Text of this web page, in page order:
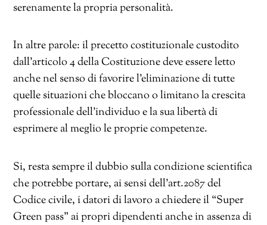
serenamente la propria personalità.
In altre parole: il precetto costituzionale custodito
dall’articolo 4 della Costituzione deve essere letto
anche nel senso di favorire l’eliminazione di tutte
quelle situazioni che bloccano o limitano la crescita
professionale dell’individuo e la sua libertà di
esprimere al meglio le proprie competenze.
Si, resta sempre il dubbio sulla condizione scientifica
che potrebbe portare, ai sensi dell’art.2087 del
Codice civile, i datori di lavoro a chiedere il “Super
Green pass” ai propri dipendenti anche in assenza di